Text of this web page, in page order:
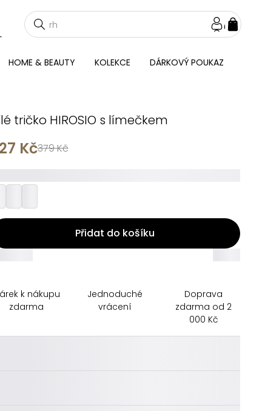
HOME & BEAUTY KOLEKCE DÁRKOVÝ POUKAZ
tričko HIROSIO s límečkem
379 Kč
Kč
Přidat do košíku
k nákupu
zdarma
Jednoduché
vrácení
Doprava
zdarma od 2
000 Kč